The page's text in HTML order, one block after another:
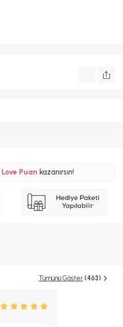
Love Puan kazanırsın!
Tümünü Göster (463)